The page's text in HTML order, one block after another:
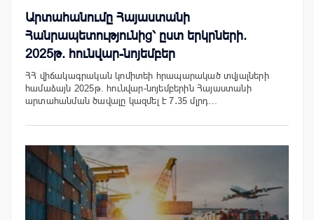
Արտահանումը Հայաստանի
Հանրապետությունից՝ ըստ երկրների.
2025թ. հունվար-նոյեմբեր
ՀՀ վիճակագրական կոմիտեի հրապարակած տվյալների
համաձայն 2025թ. հունվար-նոյեմբերին Հայաստանի
արտահանման ծավալը կազմել է 7․35 մլրդ…